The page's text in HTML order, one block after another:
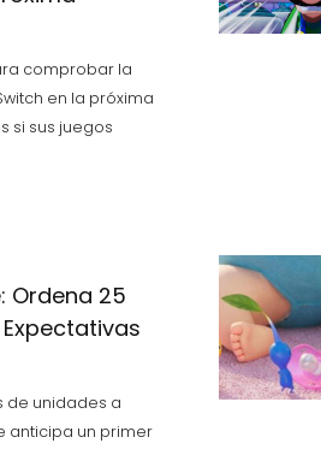
comprobar la
en la próxima
si sus juegos
Ordena 25
de unidades a
anticipa un primer